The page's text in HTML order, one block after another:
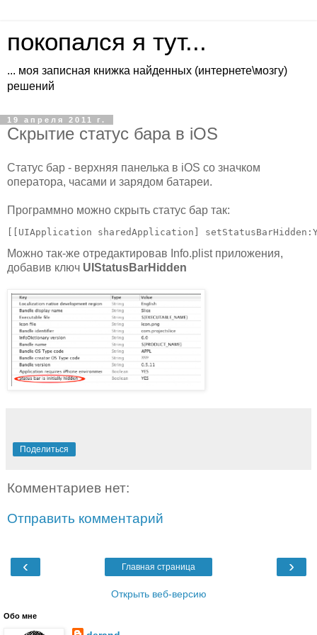
покопался я тут...
... моя записная книжка найденных (интернете\мозгу)
решений
19 апреля 2011 г.
Скрытие статус бара в iOS
Статус бар - верхняя панелька в iOS со значком
оператора, часами и зарядом батареи.
Программно можно скрыть статус бар так:
[[UIApplication sharedApplication]
Можно так-же отредактировав Info.plist приложения,
добавив ключ UIStatusBarHidden
Поделиться
Комментариев нет:
Отправить комментарий
‹ ›
Главная страница
Открыть веб-версию
Обо мне